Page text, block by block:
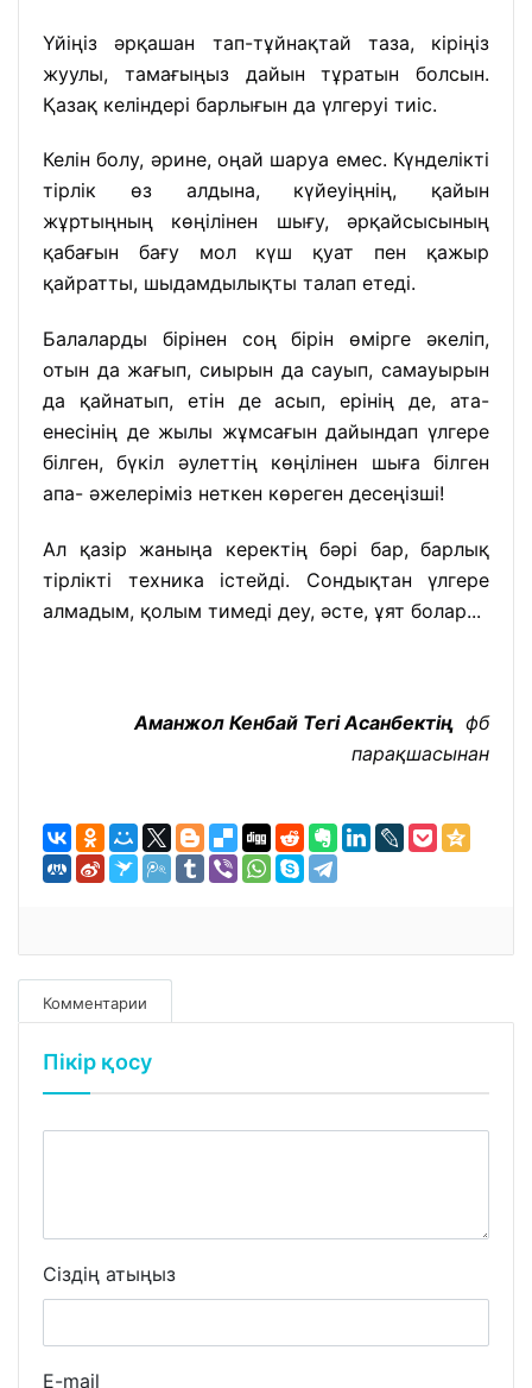
Үйіңіз әрқашан тап-тұйнақтай таза, кіріңіз
жуулы, тамағыңыз дайын тұратын болсын.
Қазақ келіндері барлығын да үлгеруі тиіс.
Келін болу, әрине, оңай шаруа емес. Күнделікті
тірлік өз алдына, күйеуіңнің, қайын
жұртыңның көңілінен шығу, әрқайсысының
қабағын бағу мол күш қуат пен қажыр
қайратты, шыдамдылықты талап етеді.
Балаларды бірінен соң бірін өмірге әкеліп,
отын да жағып, сиырын да сауып, самауырын
да қайнатып, етін де асып, ерінің де, ата-
енесінің де жылы жұмсағын дайындап үлгере
білген, бүкіл әулеттің көңілінен шыға білген
апа- әжелеріміз неткен көреген десеңізші!
Ал қазір жаныңа керектің бәрі бар, барлық
тірлікті техника істейді. Сондықтан үлгере
алмадым, қолым тимеді деу, әсте, ұят болар...
Аманжол Кенбай Тегі Асанбектің фб
парақшасынан
Комментарии
Пікір қосу
Сіздің атыңыз
E-mail